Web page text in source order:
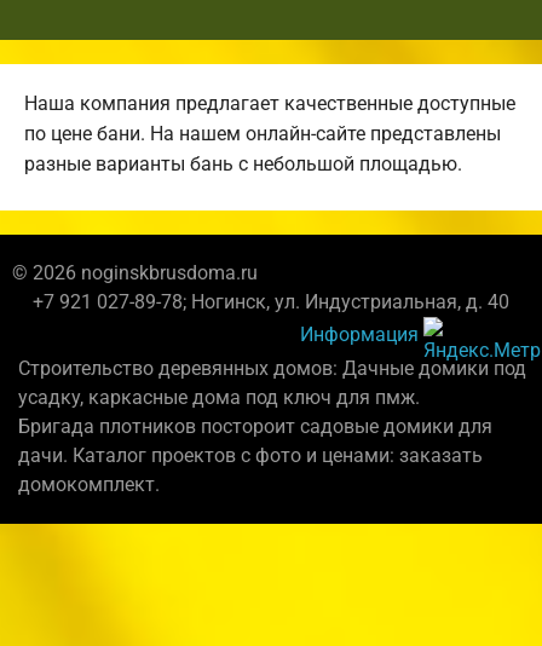
Наша компания предлагает качественные доступные
по цене бани. На нашем онлайн-сайте представлены
разные варианты бань с небольшой площадью.
© 2026 noginskbrusdoma.ru
+7 921 027-89-78; Ногинск, ул. Индустриальная, д. 40
Информация
Строительство деревянных домов: Дачные домики под
усадку, каркасные дома под ключ для пмж.
Бригада плотников постороит садовые домики для
дачи. Каталог проектов с фото и ценами: заказать
домокомплект.